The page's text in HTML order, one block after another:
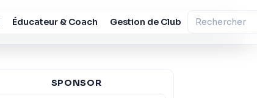
Éducateur & Coach Gestion de Club
SPONSOR